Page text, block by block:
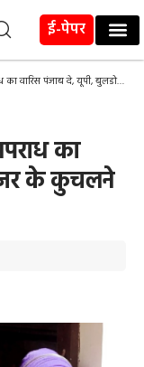
ई-पेपर
दे, यूपी, बुलडोजर के कुचलने से तो नहीं डरा?
का
के कुचलने